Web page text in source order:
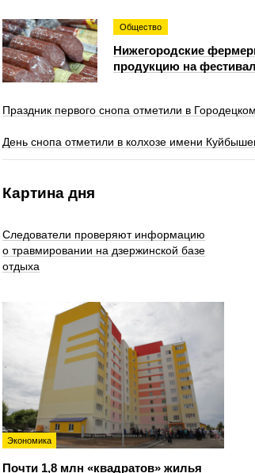
Общество
Нижегородские
продукцию на
Праздник первого снопа отметили в
День снопа отметили в колхозе имени
Картина дня
Следователи проверяют информацию
о травмировании на дзержинской базе
отдыха
Экономика
Почти 1,8 млн «квадратов» жилья